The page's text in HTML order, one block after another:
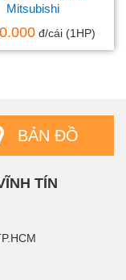
Mitsubishi
đ/cái (1HP)
BẢN ĐỒ
TÍN